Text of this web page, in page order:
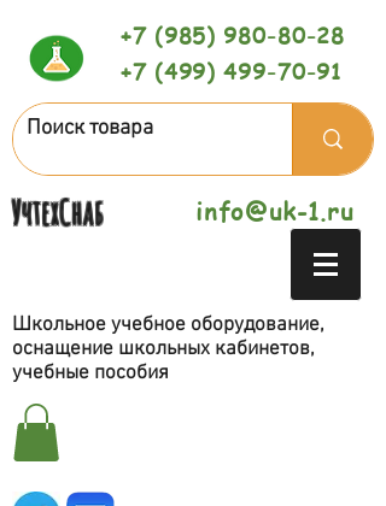
+7 (985) 980-80-28
+7 (499) 499-70-91
УчтехСнаб info@uk-1.ru
Школьное учебное оборудование,
оснащение школьных кабинетов,
учебные пособия